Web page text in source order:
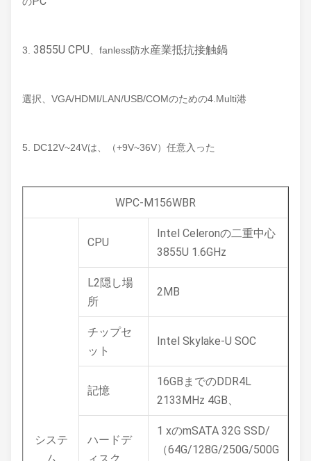
3. 3855U CPU 、fanless防水産業抵抗接触鍋
選択、VGA/HDMI/LAN/USB/COMのための4.Multi港
5. DC12V~24Vは、（+9V~36V）任意入った
WPC-M156WBR
システ
CPU
Intel Celeronの二重中心
3855U 1.6GHz
L2隠し場
所
2MB
チップセ
ット
Intel Skylake-U SOC
記憶
16GBまでのDDR4L
2133MHz 4GB、
ハードデ
1 xのmSATA 32G SSD/
（64G/128G/250G/500G